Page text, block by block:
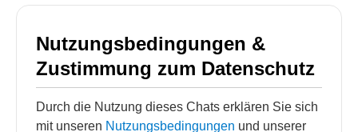
Nutzungsbedingungen &
Zustimmung zum Datenschutz
Durch die Nutzung dieses Chats erklären Sie sich
mit unseren Nutzungsbedingungen und unserer